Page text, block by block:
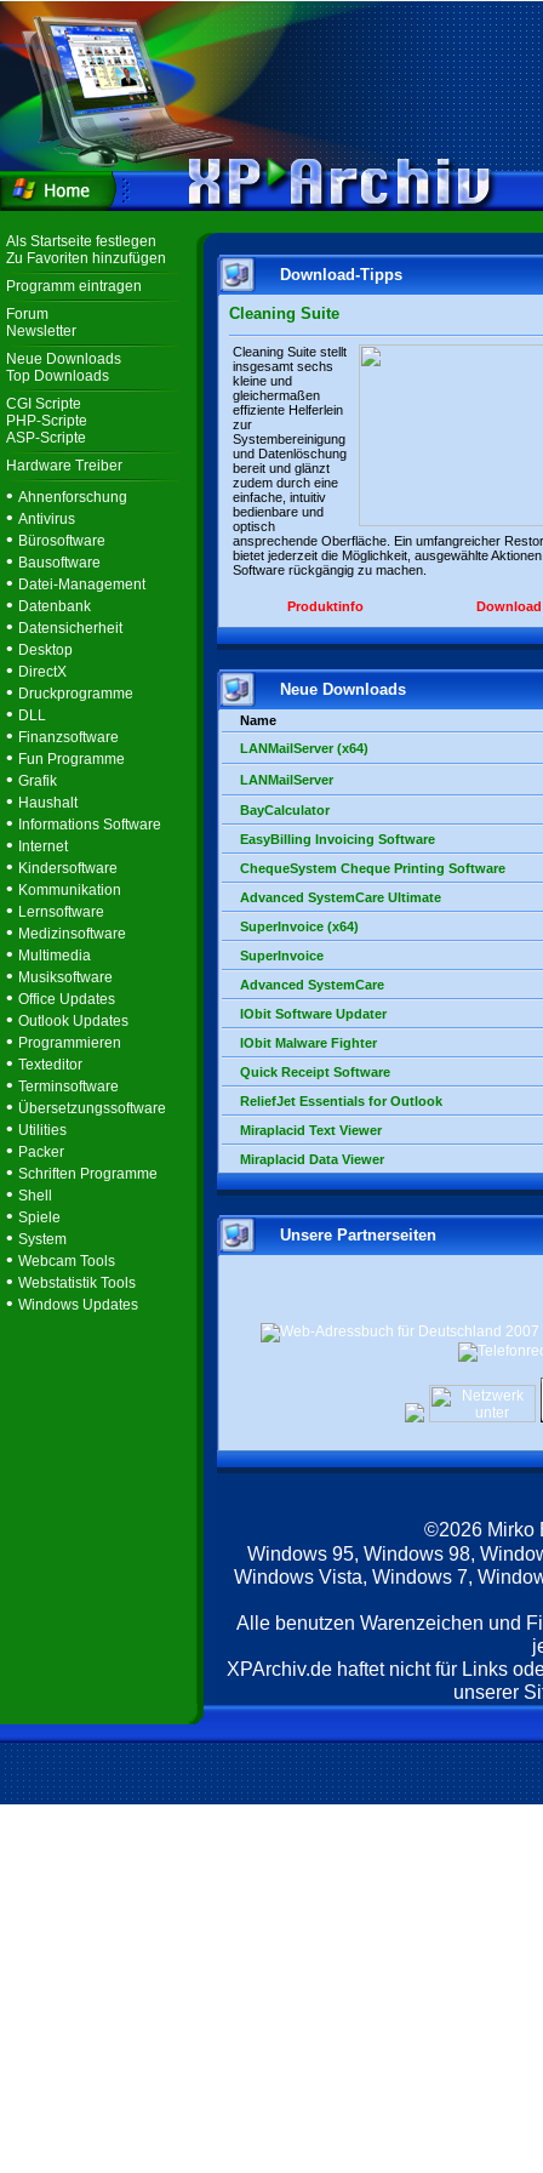
Als Startseite festlegen
Zu Favoriten hinzufügen
Programm eintragen
Forum
Newsletter
Neue Downloads
Top Downloads
CGI Scripte
PHP-Scripte
ASP-Scripte
Hardware Treiber
• Ahnenforschung
• Antivirus
• Bürosoftware
• Bausoftware
• Datei-Management
• Datenbank
• Datensicherheit
• Desktop
• DirectX
• Druckprogramme
• DLL
• Finanzsoftware
• Fun Programme
• Grafik
• Haushalt
• Informations Software
• Internet
• Kindersoftware
• Kommunikation
• Lernsoftware
• Medizinsoftware
• Multimedia
• Musiksoftware
• Office Updates
• Outlook Updates
• Programmieren
• Texteditor
• Terminsoftware
• Übersetzungssoftware
• Utilities
• Packer
• Schriften Programme
• Shell
• Spiele
• System
• Webcam Tools
• Webstatistik Tools
• Windows Updates
Download-Tipps
Cleaning Suite
Cleaning Suite stellt
insgesamt sechs
kleine und
gleichermaßen
effiziente Helferlein
zur
Systembereinigung
und Datenlöschung
bereit und glänzt
zudem durch eine
einfache, intuitiv
bedienbare und
optisch
ansprechende Oberfläche. Ein umfangreicher
bietet jederzeit die Möglichkeit, ausgewählte
Software rückgängig zu machen.
Produktinfo Download
Neue Downloads
Name
LANMailServer (x64)
LANMailServer
BayCalculator
EasyBilling Invoicing Software
ChequeSystem Cheque Printing Software
Advanced SystemCare Ultimate
SuperInvoice (x64)
SuperInvoice
Advanced SystemCare
IObit Software Updater
IObit Malware Fighter
Quick Receipt Software
ReliefJet Essentials for Outlook
Miraplacid Text Viewer
Miraplacid Data Viewer
Unsere Partnerseiten
©2026 Mirko
Windows 95, Windows 98,
Windows Vista, Windows 7,
Alle benutzen Warenzeichen und
XPArchiv.de haftet nicht für Links
unserer